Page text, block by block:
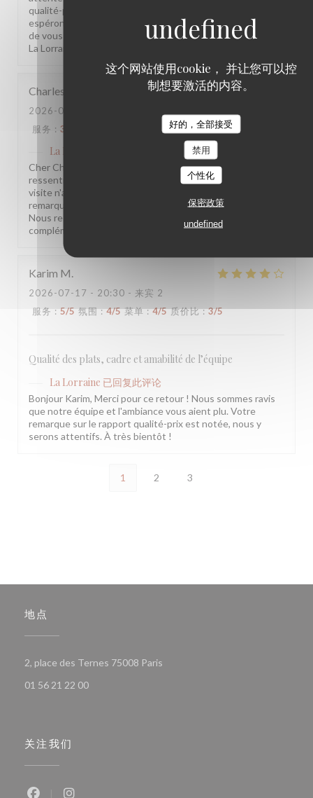
这个网站使用cookie， 并让您可以控
制想要激活的内容。
好的，全部接受
禁用
个性化
保密政策
undefined
qualité-prix sont notées et transmises à l'équipe. Nous
espérons avoir l'occasion de vous accueillir à nouveau et
de vous surprendre positivement. L'équipe de la Brasserie
La Lorraine
Charles
2026-07-20
服务 : 3 /5 质价比: 3/5
La Lorraine
Cher Charles, Merci d'avoir pris le temps de partager votre
ressenti. Nous sommes sincèrement désolés que votre
visite n'ait pas été à la hauteur de vos attentes. Vos
remarques sont précieuses et nous les prenons à cœur.
Nous restons à votre disposition pour tout échange
complémentaire. L'équipe de la Brasserie La Lorraine
Karim M
2026-07-17 - 20:30 - 来宾 2
服务 : 5/5 氛围: 4/5 菜单: 4/5 质价比: 3/5
Qualité des plats, cadre et amabilité de l’équipe
La Lorraine 已回复此评论
Bonjour Karim, Merci pour ce retour ! Nous sommes ravis
que notre équipe et l'ambiance vous aient plu. Votre
remarque sur le rapport qualité-prix est notée, nous y
serons attentifs. À très bientôt !
1 2 3
地点
2, place des Ternes 75008 Paris
01 56 21 22 00
关注我们